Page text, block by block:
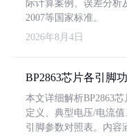
际计算案例、误差分析
2007等国家标准。
2026年8月4日
BP2863芯片各引脚
本文详细解析BP2863
定义、典型电压/电流
引脚参数对照表。内容